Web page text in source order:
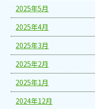
2025年5月
2025年4月
2025年3月
2025年2月
2025年1月
2024年12月